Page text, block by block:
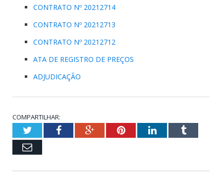
CONTRATO Nº 20212714
CONTRATO Nº 20212713
CONTRATO Nº 20212712
ATA DE REGISTRO DE PREÇOS
ADJUDICAÇÃO
COMPARTILHAR:
TwitterFacebookGoogle+PinterestLinkedInTumblr
Email